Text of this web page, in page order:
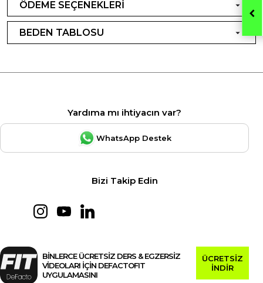
ÖDEME SEÇENEKLERİ
BEDEN TABLOSU
Yardıma mı ihtiyacın var?
WhatsApp Destek
Bizi Takip Edin
BİNLERCE ÜCRETSİZ DERS & EGZERSİZ
VİDEOLARI İÇİN DEFACTOFIT
UYGULAMASINI
ÜCRETSİZ
İNDİR